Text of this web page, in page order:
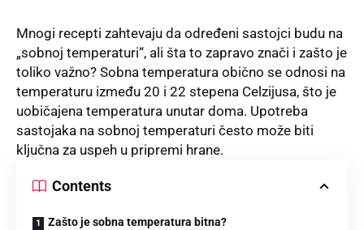
Mnogi recepti zahtevaju da određeni sastojci budu na
„sobnoj temperaturi“, ali šta to zapravo znači i zašto je
toliko važno? Sobna temperatura obično se odnosi na
temperaturu između 20 i 22 stepena Celzijusa, što je
uobičajena temperatura unutar doma. Upotreba
sastojaka na sobnoj temperaturi često može biti
ključna za uspeh u pripremi hrane.
Contents
Zašto je sobna temperatura bitna?